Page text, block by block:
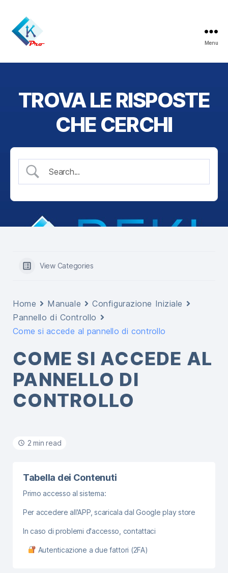
Menu
TROVA LE RISPOSTE
CHE CERCHI
View Categories
Home Manuale
Configurazione Iniziale
Pannello di Controllo
Come si accede al pannello di controllo
COME SI ACCEDE AL
PANNELLO DI
CONTROLLO
2 min read
Tabella dei Contenuti
Primo accesso al sistema:
Per accedere all'APP, scaricala dal Google play store
In caso di problemi d'accesso, contattaci
Autenticazione a due fattori (2FA)